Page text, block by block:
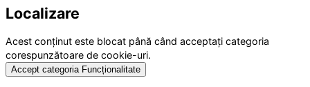
Localizare
Acest conținut este blocat până când acceptați categoria
corespunzătoare de cookie-uri.
Accept categoria Funcționalitate